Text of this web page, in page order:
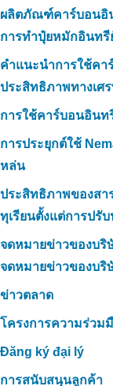
ผลิตภัณฑ์คาร์บอนอิ
การทำปุ๋ยหมักอินท
คำแนะนำการใช้ค
ประสิทธิภาพทางเศ
การใช้คาร์บอนอินท
การประยุกต์ใช้
หล่น
ประสิทธิภาพของสา
ทุเรียนตั้งแต่การปรั
จดหมายข่าวของบริ
จดหมายข่าวของบริ
ข่าวตลาด
โครงการความร่วม
Đăng ký đại lý
การสนับสนุนลูกค้า